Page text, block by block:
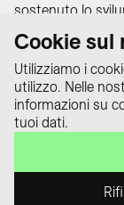
sostenuto lo
sensi della legge
Il portale
delle/dei delegate/i
Cookie sul
Utilizziamo i
utilizzo. Nelle
informazioni su
tuoi dati.